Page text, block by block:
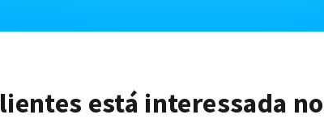
está interessada